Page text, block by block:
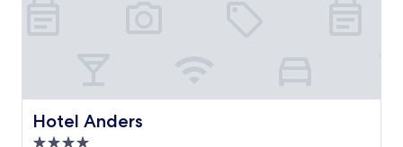
Hotel Anders
Hotel Anders